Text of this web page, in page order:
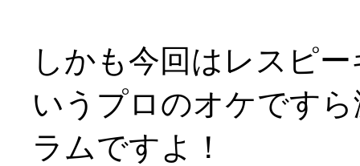
しかも今回はレスピ
いうプロのオケです
ラムですよ！